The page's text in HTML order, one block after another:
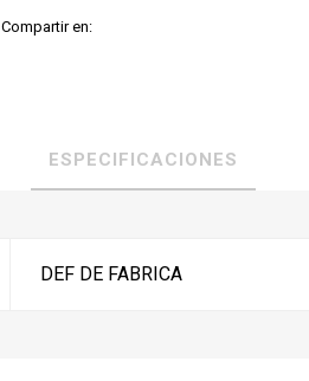
Compartir en:
ESPECIFICACIONES
DEF DE FABRICA